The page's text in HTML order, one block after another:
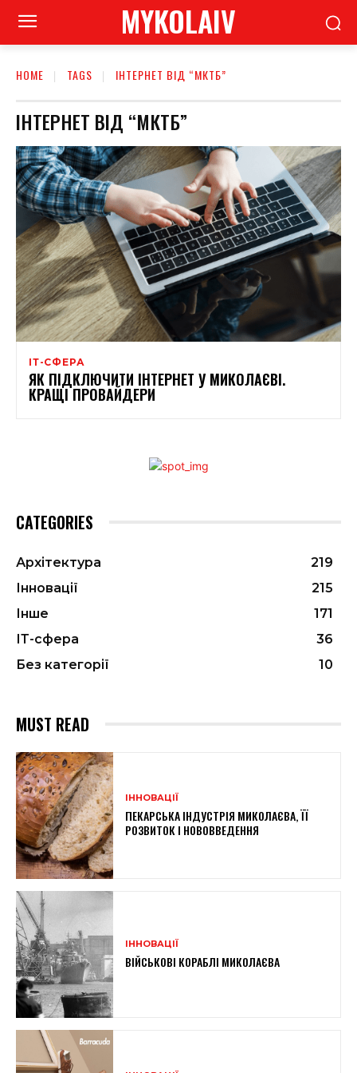
MYKOLAIV
HOME TAGS ІНТЕРНЕТ ВІД “МКТБ”
ІНТЕРНЕТ ВІД “МКТБ”
ІТ-СФЕРА
ЯК ПІДКЛЮЧИТИ ІНТЕРНЕТ У МИКОЛАЄВІ.
КРАЩІ ПРОВАЙДЕРИ
CATEGORIES
Архітектура
219
Інновації
215
Інше
171
ІТ-сфера
36
Без категорії
10
MUST READ
ІННОВАЦІЇ
ПЕКАРСЬКА ІНДУСТРІЯ МИКОЛАЄВА, ЇЇ
РОЗВИТОК І НОВОВВЕДЕННЯ
ІННОВАЦІЇ
ВІЙСЬКОВІ КОРАБЛІ МИКОЛАЄВА